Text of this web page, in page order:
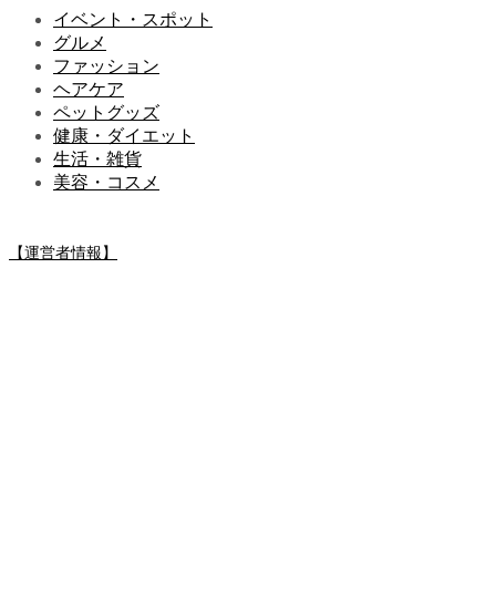
イベント・スポット
グルメ
ファッション
ヘアケア
ペットグッズ
健康・ダイエット
生活・雑貨
美容・コスメ
【運営者情報】